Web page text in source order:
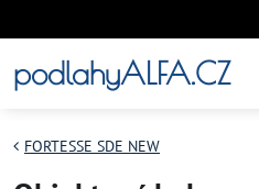
podlahyALFA.CZ
FORTESSE SDE NEW